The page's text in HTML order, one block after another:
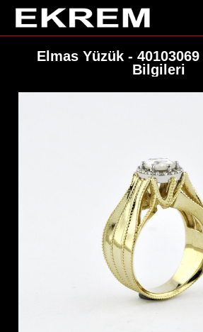
Koleksiyonlar
Küpe
Kolye
Elmas Yüzük -
Bilgileri